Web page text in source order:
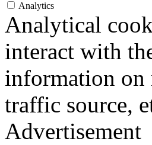
Analytics
Analytical
interact with
information on
traffic source,
Advertisement